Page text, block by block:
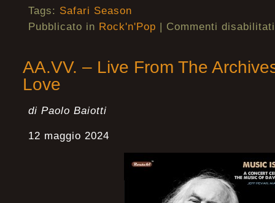
Tags: Safari Season
Pubblicato in Rock'n'Pop | Commenti disabilitati
AA.VV. – Live From The
Love
di Paolo Baiotti
12 maggio 2024